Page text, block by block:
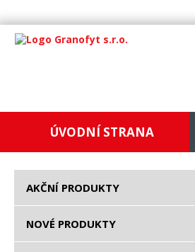
ÚVODNÍ STRANA
AKČNÍ PRODUKTY
NOVÉ PRODUKTY